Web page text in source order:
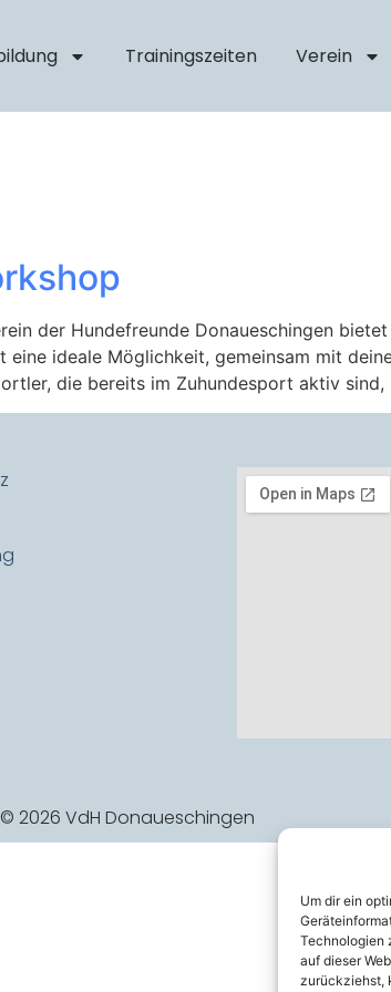
Um dir ein
Technologien
auf dieser
zurückziehst,
Trainingszeiten Verein
der Hundefreunde Donaueschingen
ideale Möglichkeit, gemeinsam mit
die bereits im Zuhundesport aktiv
© 2026 VdH Donaueschingen